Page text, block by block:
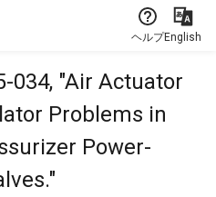
ヘルプEnglish
034, "Air Actuator
Problems in
Power-